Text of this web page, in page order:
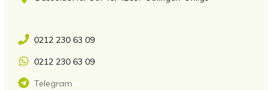
0212 230 63 09
0212 230 63 09
Telegram